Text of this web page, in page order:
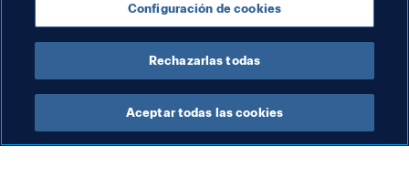
Organización
Configuración de cookies
Rechazarlas todas
Aceptar todas las cookies